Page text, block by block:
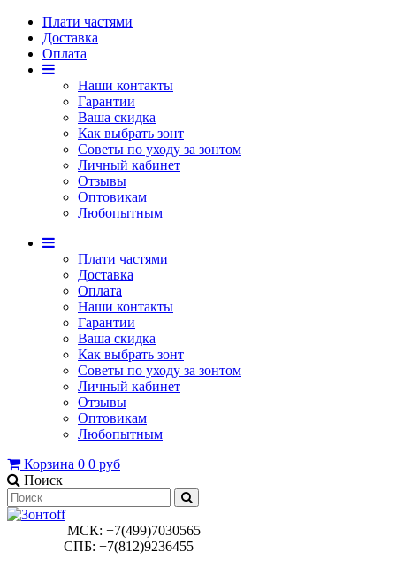
Плати частями
Доставка
Оплата
Наши контакты
Гарантии
Ваша скидка
Как выбрать зонт
Советы по уходу за зонтом
Личный кабинет
Отзывы
Оптовикам
Любопытным
Плати частями
Доставка
Оплата
Наши контакты
Гарантии
Ваша скидка
Как выбрать зонт
Советы по уходу за зонтом
Личный кабинет
Отзывы
Оптовикам
Любопытным
Корзина 0 0 руб
Поиск
МСК: +7(499)7030565
СПБ: +7(812)9236455